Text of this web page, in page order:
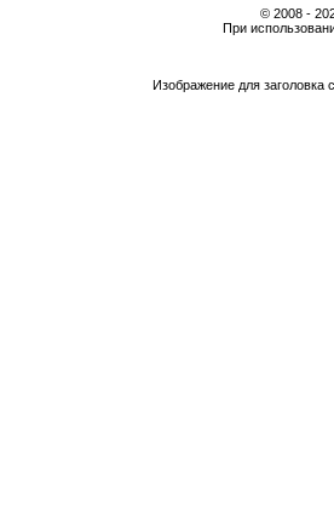
© 2008 -
При
Изображение для